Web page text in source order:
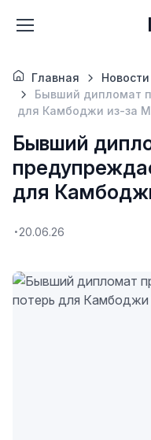
Главная
Новости
Бывший дипломат
для Камбоджи из-за
Бывший
для
20.06.26